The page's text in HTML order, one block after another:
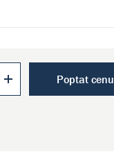
Poptat cenu